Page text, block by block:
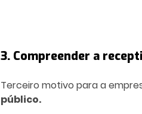
3. Compreender a
Terceiro motivo para a
público.